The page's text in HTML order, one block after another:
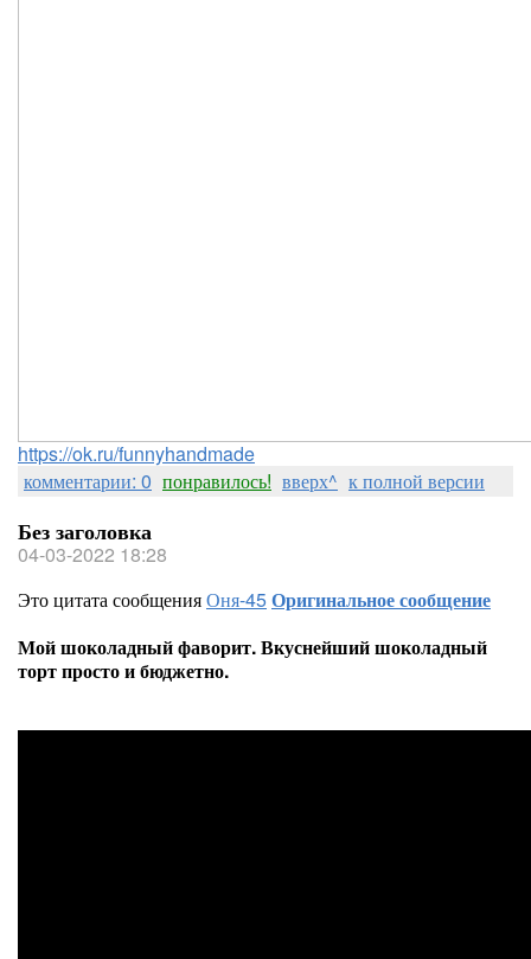
https://ok.ru/funnyhandmade
комментарии: 0 понравилось! вверх^ к полной версии
Без заголовка
04-03-2022 18:28
Это цитата сообщенияОня-45Оригинальное сообщение
Мой шоколадный фаворит. Вкуснейший шоколадный
торт просто и бюджетно.